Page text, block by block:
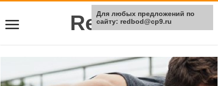
Rei Red
Для любых предложений по
сайту: redbod@cp9.ru